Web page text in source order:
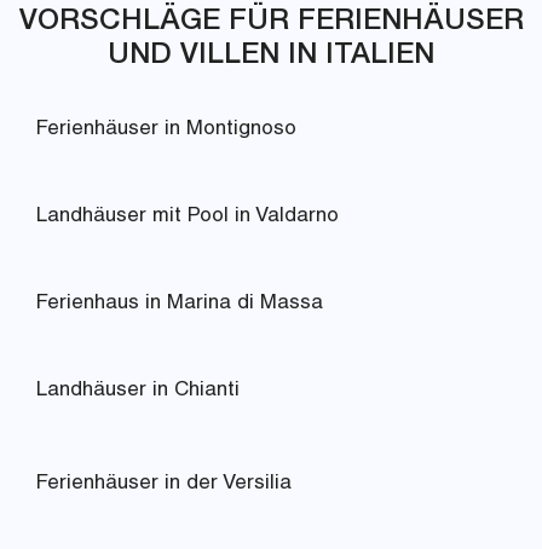
VORSCHLÄGE FÜR FERIENHÄUSER
UND VILLEN IN ITALIEN
Ferienhäuser in Montignoso
Landhäuser mit Pool in Valdarno
Ferienhaus in Marina di Massa
Landhäuser in Chianti
Ferienhäuser in der Versilia